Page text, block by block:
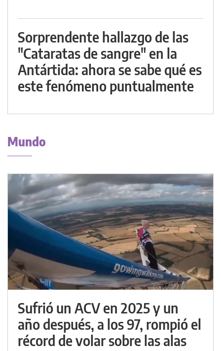
Sorprendente hallazgo de las
"Cataratas de sangre" en la
Antártida: ahora se sabe qué es
este fenómeno puntualmente
Mundo
Sufrió un ACV en 2025 y un
año después, a los 97, rompió el
récord de volar sobre las alas